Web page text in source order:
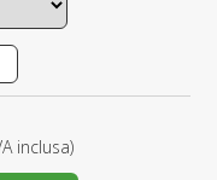
inclusa)